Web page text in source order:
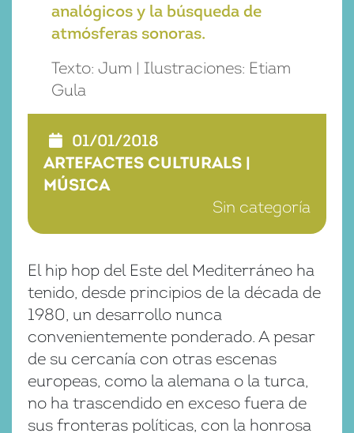
analógicos y la búsqueda de
atmósferas sonoras.
Texto: Jum | Ilustraciones: Etiam
Gula
01/01/2018
ARTEFACTES CULTURALS |
MÚSICA
Sin categoría
El hip hop del Este del Mediterráneo ha
tenido, desde principios de la década de
1980, un desarrollo nunca
convenientemente ponderado. A pesar
de su cercanía con otras escenas
europeas, como la alemana o la turca,
no ha trascendido en exceso fuera de
sus fronteras políticas, con la honrosa